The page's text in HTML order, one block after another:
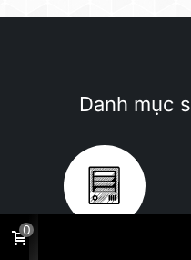
Danh mục
0